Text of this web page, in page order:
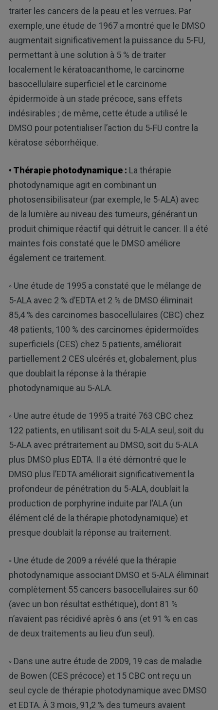
traiter les cancers de la peau et les verrues. Par
exemple, une étude de 1967 a montré que le DMSO
augmentait significativement la puissance du 5-FU,
permettant à une solution à 5 % de traiter
localement le kératoacanthome, le carcinome
basocellulaire superficiel et le carcinome
épidermoïde à un stade précoce, sans effets
indésirables ; de même, cette étude a utilisé le
DMSO pour potentialiser l’action du 5-FU contre la
kératose séborrhéique.
• Thérapie photodynamique : La thérapie
photodynamique agit en combinant un
photosensibilisateur (par exemple, le 5-ALA) avec
de la lumière au niveau des tumeurs, générant un
produit chimique réactif qui détruit le cancer. Il a été
maintes fois constaté que le DMSO améliore
également ce traitement.
◦ Une étude de 1995 a constaté que le mélange de
5-ALA avec 2 % d’EDTA et 2 % de DMSO éliminait
85,4 % des carcinomes basocellulaires (CBC) chez
48 patients, 100 % des carcinomes épidermoïdes
superficiels (CES) chez 5 patients, améliorait
partiellement 2 CES ulcérés et, globalement, plus
que doublait la réponse à la thérapie
photodynamique au 5-ALA.
◦ Une autre étude de 1995 a traité 763 CBC chez
122 patients, en utilisant soit du 5-ALA seul, soit du
5-ALA avec prétraitement au DMSO, soit du 5-ALA
plus DMSO plus EDTA. Il a été démontré que le
DMSO plus l’EDTA améliorait significativement la
profondeur de pénétration du 5-ALA, doublait la
production de porphyrine induite par l’ALA (un
élément clé de la thérapie photodynamique) et
presque doublait la réponse au traitement.
◦ Une étude de 2009 a révélé que la thérapie
photodynamique associant DMSO et 5-ALA éliminait
complètement 55 cancers basocellulaires sur 60
(avec un bon résultat esthétique), dont 81 %
n’avaient pas récidivé après 6 ans (et 91 % en cas
de deux traitements au lieu d’un seul).
◦ Dans une autre étude de 2009, 19 cas de maladie
de Bowen (CES précoce) et 15 CBC ont reçu un
seul cycle de thérapie photodynamique avec DMSO
et EDTA. À 3 mois, 91,2 % des tumeurs avaient